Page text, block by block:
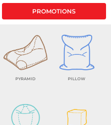
PROMOTIONS
PYRAMID PILLOW